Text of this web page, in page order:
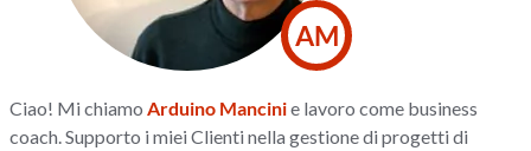
AM
Ciao! Mi chiamo Arduino Mancinie lavoro come business
coach. Supporto i miei Clienti nella gestione di progetti di